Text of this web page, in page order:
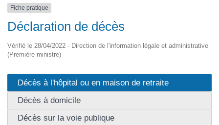
Fiche pratique
Déclaration de décès
Vérifié le 28/04/2022 - Direction de l'information légale et administrative
(Première ministre)
Décès à l'hôpital ou en maison de retraite
Décès à domicile
Décès sur la voie publique